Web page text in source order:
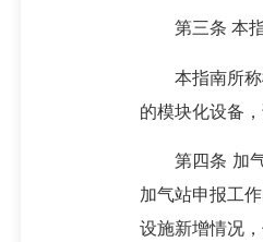
第三条 本指
本指南所称橇
的模块化设备
第四条 加气
加气站申报工
设施新增情况